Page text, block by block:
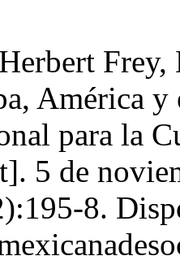
América
para la
5 de
8.